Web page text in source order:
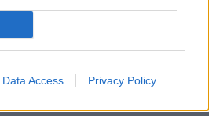
Data Access Privacy Policy